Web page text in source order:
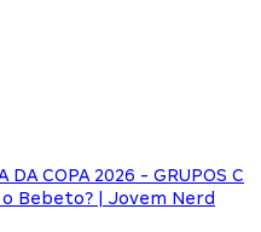
DA COPA 2026 - GRUPOS C
o Bebeto? | Jovem Nerd